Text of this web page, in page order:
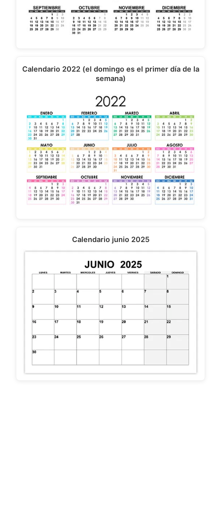
Calendario 2022 (el domingo es el primer día de la
semana)
Calendario junio 2025